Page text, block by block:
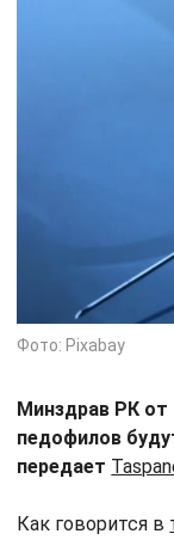
Фото: Pixabay
Минздрав РК от
педофилов
передает
Как говорится в